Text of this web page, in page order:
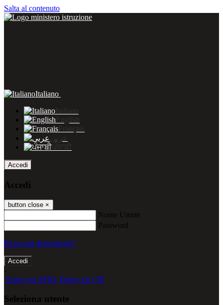
Salta al contenuto
Italiano
Italiano
English
Français
عربى
ਪੰਜਾਬੀ
Accedi
Accedi
button close ×
Nome Utente
Password
Password dimenticata?
-
Entra con SPID Entra con CIE
Seleziona utente